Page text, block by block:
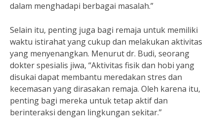
dalam menghadapi berbagai masalah.”
Selain itu, penting juga bagi remaja untuk memiliki
waktu istirahat yang cukup dan melakukan aktivitas
yang menyenangkan. Menurut dr. Budi, seorang
dokter spesialis jiwa, “Aktivitas fisik dan hobi yang
disukai dapat membantu meredakan stres dan
kecemasan yang dirasakan remaja. Oleh karena itu,
penting bagi mereka untuk tetap aktif dan
berinteraksi dengan lingkungan sekitar.”